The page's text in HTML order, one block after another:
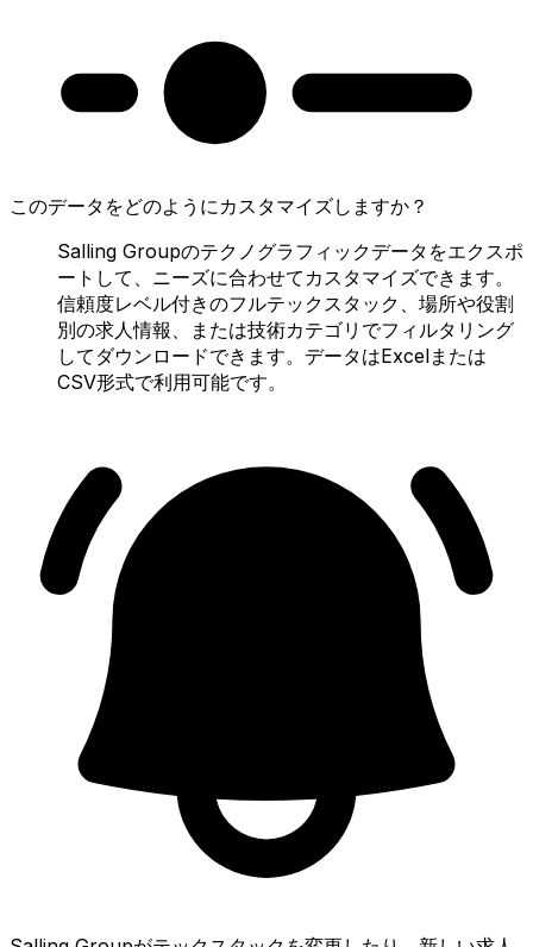
このデータをどのようにカスタマイズしますか？
Salling Groupのテクノグラフィックデータをエクスポ
ートして、ニーズに合わせてカスタマイズできます。
信頼度レベル付きのフルテックスタック、場所や役割
別の求人情報、または技術カテゴリでフィルタリング
してダウンロードできます。データはExcelまたは
CSV形式で利用可能です。